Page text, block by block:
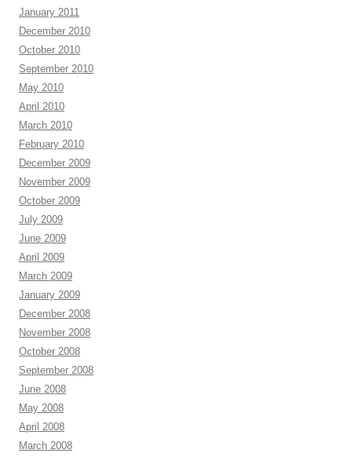
January 2011
December 2010
October 2010
September 2010
May 2010
April 2010
March 2010
February 2010
December 2009
November 2009
October 2009
July 2009
June 2009
April 2009
March 2009
January 2009
December 2008
November 2008
October 2008
September 2008
June 2008
May 2008
April 2008
March 2008